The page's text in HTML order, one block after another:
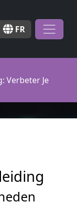
FR
Verbeter Je